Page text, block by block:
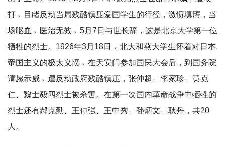
打，目睹反动当局残酷镇压爱国学生的行径，激愤填膺，当
场呕血，医治无效，5月7日与世长辞，这是北京大学第一位
牺牲的烈士。1926年3月18日，北大和燕大学生怀着对日本
帝国主义的极大义愤，在天安门参加国民大会后，到国务院
请愿示威，遭反动政府残酷镇压，张仲超、李家珍、黄克
仁、魏士毅四烈士被杀害。在第一次国内革命战争中牺牲的
烈士还有郝克勤、王仲强、王中秀、孙炳文、耿丹，共20
人。